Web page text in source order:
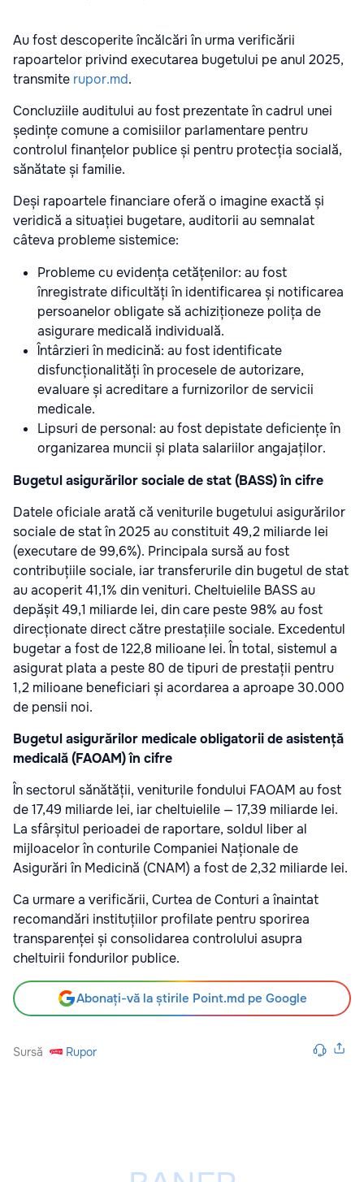
Au fost descoperite încălcări în urma verificării
rapoartelor privind executarea bugetului pe anul 2025,
transmite rupor.md.
Concluziile auditului au fost prezentate în cadrul unei
ședințe comune a comisiilor parlamentare pentru
controlul finanțelor publice și pentru protecția socială,
sănătate și familie.
Deși rapoartele financiare oferă o imagine exactă și
veridică a situației bugetare, auditorii au semnalat
câteva probleme sistemice:
Probleme cu evidența cetățenilor: au fost
înregistrate dificultăți în identificarea și notificarea
persoanelor obligate să achiziționeze polița de
asigurare medicală individuală.
Întârzieri în medicină: au fost identificate
disfuncționalități în procesele de autorizare,
evaluare și acreditare a furnizorilor de servicii
medicale.
Lipsuri de personal: au fost depistate deficiențe în
organizarea muncii și plata salariilor angajaților.
Bugetul asigurărilor sociale de stat (BASS) în cifre
Datele oficiale arată că veniturile bugetului asigurărilor
sociale de stat în 2025 au constituit 49,2 miliarde lei
(executare de 99,6%). Principala sursă au fost
contribuțiile sociale, iar transferurile din bugetul de stat
au acoperit 41,1% din venituri. Cheltuielile BASS au
depășit 49,1 miliarde lei, din care peste 98% au fost
direcționate direct către prestațiile sociale. Excedentul
bugetar a fost de 122,8 milioane lei. În total, sistemul a
asigurat plata a peste 80 de tipuri de prestații pentru
1,2 milioane beneficiari și acordarea a aproape 30.000
de pensii noi.
Bugetul asigurărilor medicale obligatorii de asistență
medicală (FAOAM) în cifre
În sectorul sănătății, veniturile fondului FAOAM au fost
de 17,49 miliarde lei, iar cheltuielile — 17,39 miliarde lei.
La sfârșitul perioadei de raportare, soldul liber al
mijloacelor în conturile Companiei Naționale de
Asigurări în Medicină (CNAM) a fost de 2,32 miliarde lei.
Ca urmare a verificării, Curtea de Conturi a înaintat
recomandări instituțiilor profilate pentru sporirea
transparenței și consolidarea controlului asupra
cheltuirii fondurilor publice.
Abonați-vă la știrile Point.md pe Google
Sursă Rupor